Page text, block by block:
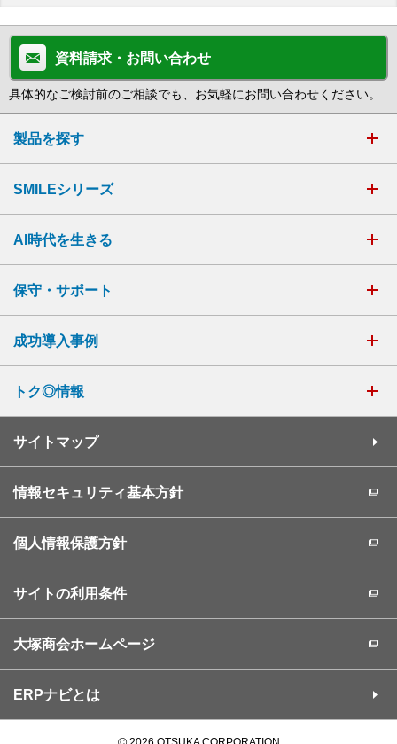
資料請求・お問い合わせ
具体的なご検討前のご相談でも、お気軽にお問い合わせください。
製品を探す
SMILEシリーズ
AI時代を生きる
保守・サポート
成功導入事例
トク◎情報
サイトマップ
情報セキュリティ基本方針
個人情報保護方針
サイトの利用条件
大塚商会ホームページ
ERPナビとは